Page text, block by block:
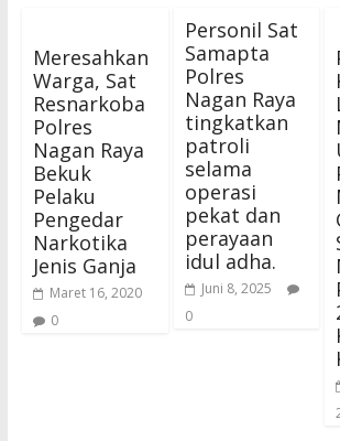
Meresahkan
Warga, Sat
Resnarkoba
Polres
Nagan Raya
Bekuk
Pelaku
Pengedar
Narkotika
Jenis Ganja
Maret 16, 2020
0
Personil Sat
Samapta
Polres
Nagan Raya
tingkatkan
patroli
selama
operasi
pekat dan
perayaan
idul adha.
Juni 8, 2025
0